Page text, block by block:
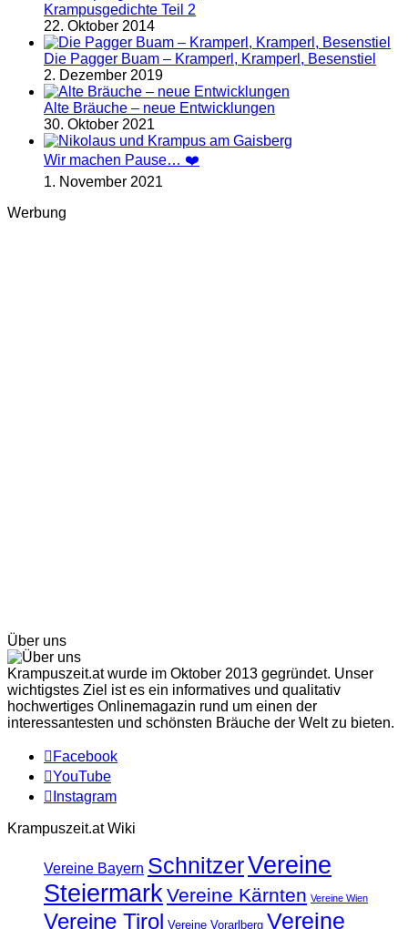
Krampusgedichte Teil 2
22. Oktober 2014
Die Pagger Buam – Kramperl, Kramperl, Besenstiel
2. Dezember 2019
Alte Bräuche – neue Entwicklungen
30. Oktober 2021
Wir machen Pause… ❤️
1. November 2021
Werbung
Über uns
Krampuszeit.at wurde im Oktober 2013 gegründet. Unser
wichtigstes Ziel ist es ein informatives und qualitativ
hochwertiges Onlinemagazin rund um einen der
interessantesten und schönsten Bräuche der Welt zu bieten.
Facebook
YouTube
Instagram
Krampuszeit.at Wiki
Vereine Bayern SchnitzerVereine
Steiermark Vereine Kärnten Vereine Wien
Vereine Tirol Vereine Vorarlberg Vereine